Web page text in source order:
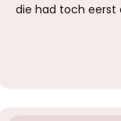
die had toch eerst